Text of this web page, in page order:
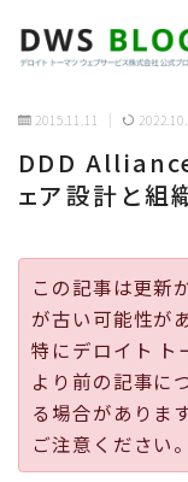
ホーム
プログラミング
ビジネス
リモートワーク
2015.11.11
DDD
ェア設計と組
この記事は更新
が古い可能性が
特にデロイト ト
より前の記事に
る場合があります
ご注意ください。